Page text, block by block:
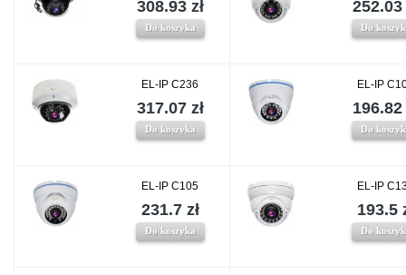
308.93 zł
Do koszyka
252.03
Do
EL-IP C236
317.07 zł
Do koszyka
EL-IP
196.82
Do
EL-IP C105
231.7 zł
Do koszyka
EL-IP
193.5
Do